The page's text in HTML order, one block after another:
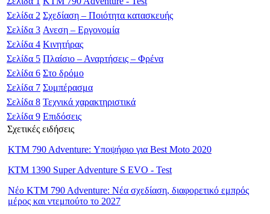
Σελίδα 2 Σχεδίαση – Ποιότητα κατασκευής
Σελίδα 3 Ανεση – Εργονομία
Σελίδα 4 Κινητήρας
Σελίδα 5 Πλαίσιο – Αναρτήσεις – Φρένα
Σελίδα 6 Στο δρόμο
Σελίδα 7 Συμπέρασμα
Σελίδα 8 Τεχνικά χαρακτηριστικά
Σελίδα 9 Επιδόσεις
Σχετικές ειδήσεις
KTM 790 Adventure: Υποψήφιο για Best Moto 2020
ΚΤΜ 1390 Super Adventure S EVO - Test
Νέο KTM 790 Adventure: Νέα σχεδίαση, διαφορετικό εμπρός
μέρος και ντεμπούτο το 2027